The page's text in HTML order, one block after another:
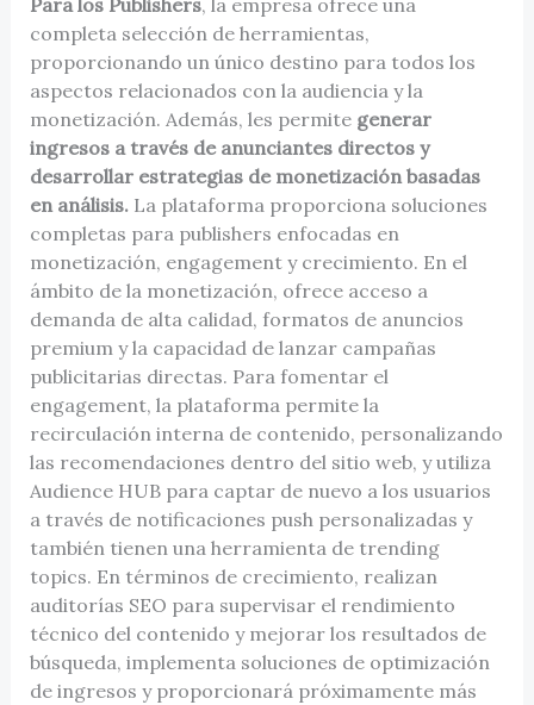
completa selección de herramientas,
proporcionando un único destino para todos los
aspectos relacionados con la audiencia y la
monetización. Además, les permite generar
ingresos a través de anunciantes directos y
desarrollar estrategias de monetización basadas
en análisis.La plataforma proporciona soluciones
completas para publishers enfocadas en
monetización, engagement y crecimiento. En el
ámbito de la monetización, ofrece acceso a
demanda de alta calidad, formatos de anuncios
premium y la capacidad de lanzar campañas
publicitarias directas. Para fomentar el
engagement, la plataforma permite la
recirculación interna de contenido, personalizando
las recomendaciones dentro del sitio web, y utiliza
Audience HUB para captar de nuevo a los usuarios
a través de notificaciones push personalizadas y
también tienen una herramienta de trending
topics. En términos de crecimiento, realizan
auditorías SEO para supervisar el rendimiento
técnico del contenido y mejorar los resultados de
búsqueda, implementa soluciones de optimización
de ingresos y proporcionará próximamente más